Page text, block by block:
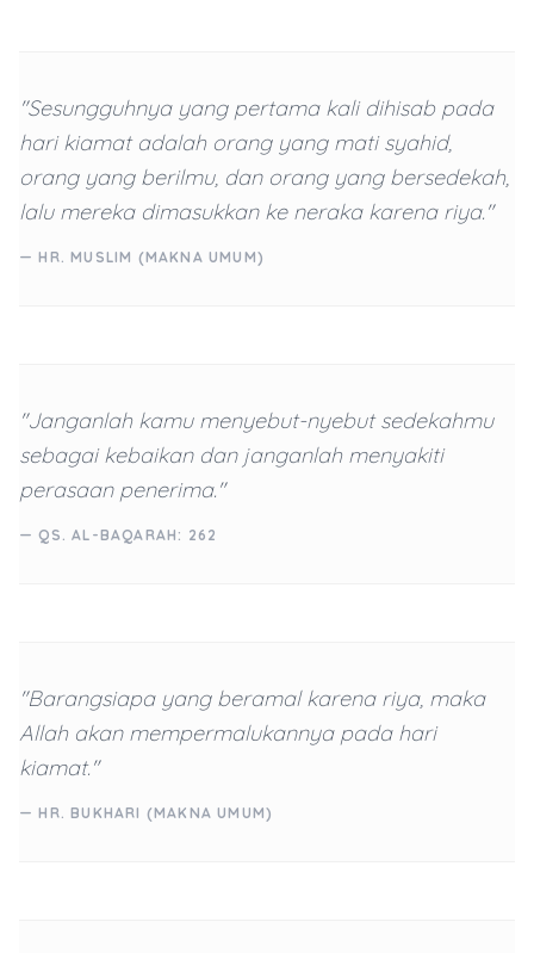
"Sesungguhnya yang pertama kali dihisab pada
hari kiamat adalah orang yang mati syahid,
orang yang berilmu, dan orang yang bersedekah,
lalu mereka dimasukkan ke neraka karena riya."
— HR. MUSLIM (MAKNA UMUM)
"Janganlah kamu menyebut-nyebut sedekahmu
sebagai kebaikan dan janganlah menyakiti
perasaan penerima."
— QS. AL-BAQARAH: 262
"Barangsiapa yang beramal karena riya, maka
Allah akan mempermalukannya pada hari
kiamat."
— HR. BUKHARI (MAKNA UMUM)